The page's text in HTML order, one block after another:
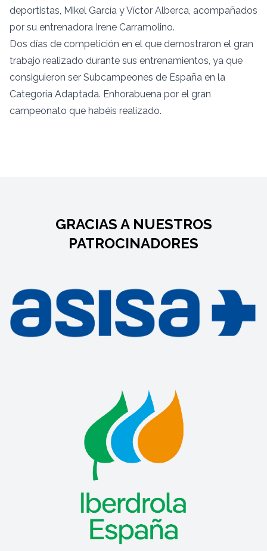
deportistas, Mikel García y Víctor Alberca, acompañados
por su entrenadora Irene Carramolino.
Dos días de competición en el que demostraron el gran
trabajo realizado durante sus entrenamientos, ya que
consiguieron ser Subcampeones de España en la
Categoría Adaptada. Enhorabuena por el gran
campeonato que habéis realizado.
GRACIAS A NUESTROS
PATROCINADORES